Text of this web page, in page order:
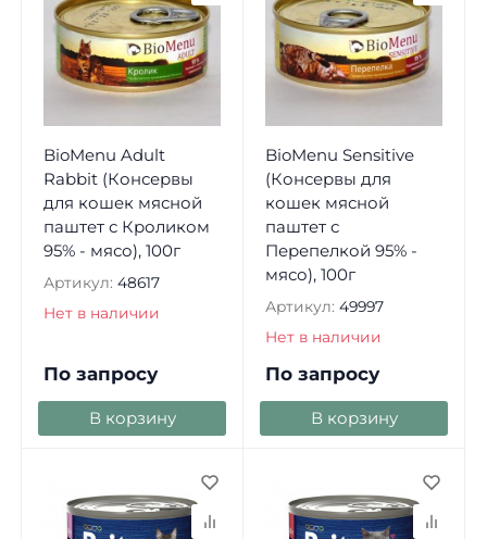
BioMenu Adult
Rabbit (Консервы
для кошек мясной
паштет с Кроликом
95% - мясо), 100г
Артикул: 48617
Нет в наличии
По запросу
В корзину
BioMenu Sensitive
(Консервы для
кошек мясной
паштет с
Перепелкой 95% -
мясо), 100г
Артикул: 49997
Нет в наличии
По запросу
В корзину